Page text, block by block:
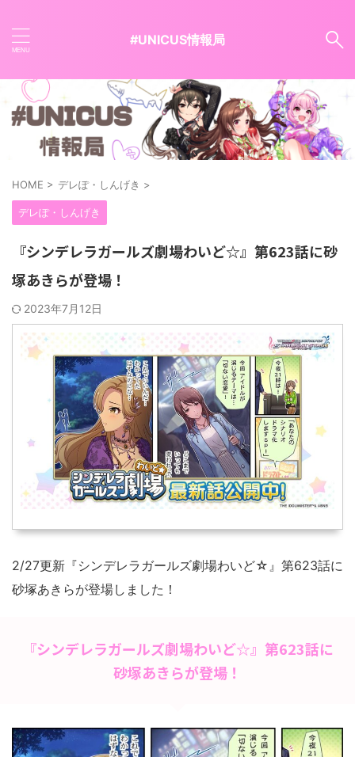
#UNICUS情報局
HOME > デレぽ・しんげき >
デレぽ・しんげき
『シンデレラガールズ劇場わいど☆』第623話に砂
塚あきらが登場！
2023年7月12日
2/27更新『シンデレラガールズ劇場わいど☆』第623話に
砂塚あきらが登場しました！
『シンデレラガールズ劇場わいど☆』第623話に
砂塚あきらが登場！